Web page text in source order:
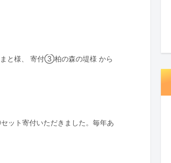
と様、 寄付③柏の森の堤様 から
ット寄付いただきました。毎年あ